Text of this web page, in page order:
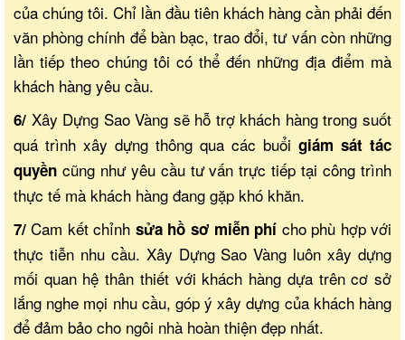
của chúng tôi. Chỉ lần đầu tiên khách hàng cần phải đến
văn phòng chính để bàn bạc, trao đổi, tư vấn còn những
lần tiếp theo chúng tôi có thể đến những địa điểm mà
khách hàng yêu cầu.
6/ Xây Dựng Sao Vàng sẽ hỗ trợ khách hàng trong suốt
quá trình xây dựng thông qua các buổi giám sát tác
quyền cũng như yêu cầu tư vấn trực tiếp tại công trình
thực tế mà khách hàng đang gặp khó khăn.
7/ Cam kết chỉnh sửa hồ sơ miễn phí cho phù hợp với
thực tiễn nhu cầu. Xây Dựng Sao Vàng luôn xây dựng
mối quan hệ thân thiết với khách hàng dựa trên cơ sở
lắng nghe mọi nhu cầu, góp ý xây dựng của khách hàng
để đảm bảo cho ngôi nhà hoàn thiện đẹp nhất.